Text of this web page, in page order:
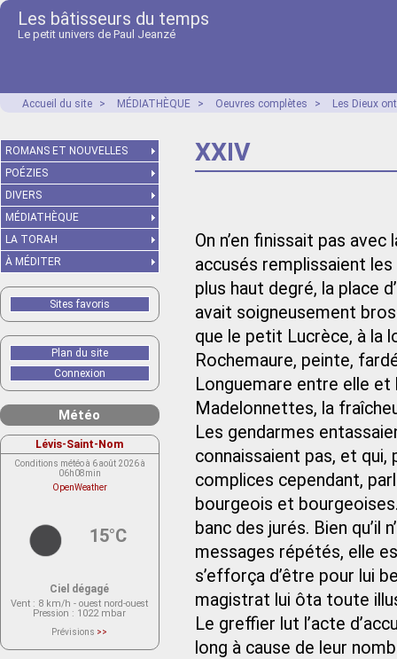
Les bâtisseurs du temps
Le petit univers de Paul Jeanzé
Accueil du site > MÉDIATHÈQUE > Oeuvres complètes > Les Dieux
XXIV
On n’en finissait pas
accusés remplissaient
plus haut degré, la place
avait soigneusement
que le petit Lucrèce, à la
Rochemaure, peinte,
Longuemare entre elle
Madelonnettes, la
Les gendarmes
connaissaient pas, et
complices cependant,
bourgeois et
banc des jurés. Bien qu’il
messages répétés, elle
s’efforça d’être pour lui
magistrat lui ôta toute
Le greffier lut l’acte
long à cause de leur
ROMANS ET NOUVELLES
POÉZIES
DIVERS
MÉDIATHÈQUE
LA TORAH
À MÉDITER
Sites favoris
Plan du site
Connexion
Météo
Lévis-Saint-Nom
Conditions météo à 6 août 2026 à
06h08min
OpenWeather
15°C
Ciel dégagé
Vent : 8 km/h - ouest nord-ouest
Pression : 1022 mbar
Prévisions >>
actuellement aucune prévision